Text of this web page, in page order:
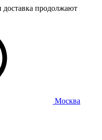
продолжают
Москва